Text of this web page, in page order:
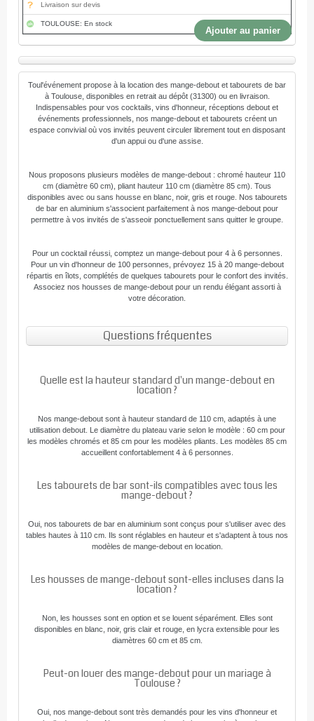
Livraison sur devis
TOULOUSE: En stock
Ajouter au panier
Toul'événement propose à la location des mange-debout et tabourets de bar
à Toulouse, disponibles en retrait au dépôt (31300) ou en livraison.
Indispensables pour vos cocktails, vins d'honneur, réceptions debout et
événements professionnels, nos mange-debout et tabourets créent un
espace convivial où vos invités peuvent circuler librement tout en disposant
d'un appui ou d'une assise.
Nous proposons plusieurs modèles de mange-debout : chromé hauteur 110
cm (diamètre 60 cm), pliant hauteur 110 cm (diamètre 85 cm). Tous
disponibles avec ou sans housse en blanc, noir, gris et rouge. Nos tabourets
de bar en aluminium s'associent parfaitement à nos mange-debout pour
permettre à vos invités de s'asseoir ponctuellement sans quitter le groupe.
Pour un cocktail réussi, comptez un mange-debout pour 4 à 6 personnes.
Pour un vin d'honneur de 100 personnes, prévoyez 15 à 20 mange-debout
répartis en îlots, complétés de quelques tabourets pour le confort des invités.
Associez nos housses de mange-debout pour un rendu élégant assorti à
votre décoration.
Questions fréquentes
Quelle est la hauteur standard d'un mange-debout en
location ?
Nos mange-debout sont à hauteur standard de 110 cm, adaptés à une
utilisation debout. Le diamètre du plateau varie selon le modèle : 60 cm pour
les modèles chromés et 85 cm pour les modèles pliants. Les modèles 85 cm
accueillent confortablement 4 à 6 personnes.
Les tabourets de bar sont-ils compatibles avec tous les
mange-debout ?
Oui, nos tabourets de bar en aluminium sont conçus pour s'utiliser avec des
tables hautes à 110 cm. Ils sont réglables en hauteur et s'adaptent à tous nos
modèles de mange-debout en location.
Les housses de mange-debout sont-elles incluses dans la
location ?
Non, les housses sont en option et se louent séparément. Elles sont
disponibles en blanc, noir, gris clair et rouge, en lycra extensible pour les
diamètres 60 cm et 85 cm.
Peut-on louer des mange-debout pour un mariage à
Toulouse ?
Oui, nos mange-debout sont très demandés pour les vins d'honneur et